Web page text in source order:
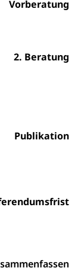
Vorberatung
2. Beratung
Publikation
Kartell,